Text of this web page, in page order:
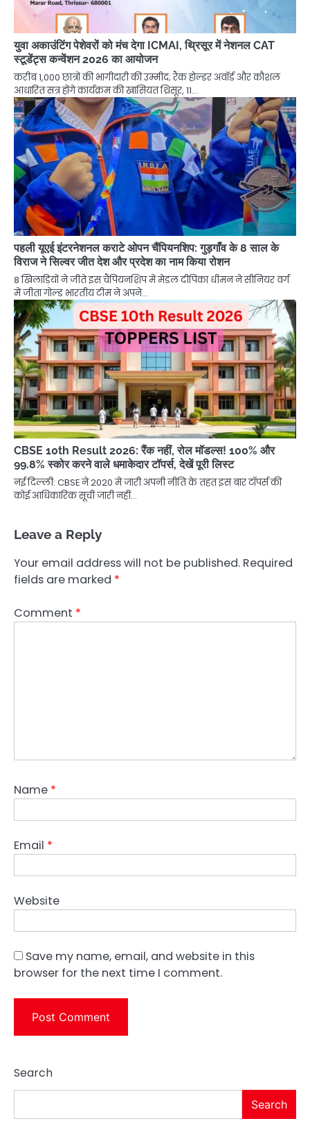
युवा अकाउंटिंग पेशेवरों को मंच देगा ICMAI, थ्रिसूर में नेशनल CAT
स्टूडेंट्स कन्वेंशन 2026 का आयोजन
करीब 1,000 छात्रों की भागीदारी की उम्मीद; रैंक होल्डर अवॉर्ड और कौशल
आधारित सत्र होंगे कार्यक्रम की खासियत थ्रिसूर, 11…
पहली यूएई इंटरनेशनल कराटे ओपन चैंपियनशिप: गुड़गाँव के 8 साल के
विराज ने सिल्वर जीत देश और प्रदेश का नाम किया रोशन
8 खिलाड़ियों ने जीते इस चैंपियनशिप में मेडल दीपिका धीमन ने सीनियर वर्ग
में जीता गोल्ड भारतीय टीम ने अपने…
CBSE 10th Result 2026: रैंक नहीं, रोल मॉडल्स! 100% और
99.8% स्कोर करने वाले धमाकेदार टॉपर्स, देखें पूरी लिस्ट
नई दिल्ली: CBSE ने 2020 में जारी अपनी नीति के तहत इस बार टॉपर्स की
कोई आधिकारिक सूची जारी नहीं…
Leave a Reply
Your email address will not be published. Required
fields are marked *
Comment *
Name *
Email *
Website
Save my name, email, and website in this
browser for the next time I comment.
Search
Search